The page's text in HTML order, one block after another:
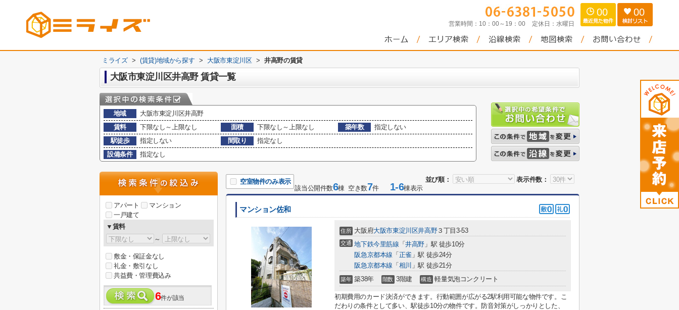
営業時間： 10：00～19：00 定休日： 水曜日
00 00
ミライズ > (賃貸)地域から探す > 大阪市東淀川区 > 井高野の賃貸
大阪市東淀川区井高野 賃貸一覧
地域
大阪市東淀川区井高野
賃料
下限なし～上限なし 面積 下限なし～上限なし 築年数
指定しない
駅徒歩
指定しない 間取り
指定なし
設備条件
指定なし
並び順： 表示件数：
空室物件のみ表示
該当公開件数6棟 空き数7件 1-6棟表示
マンション佐和
住所 大阪府大阪市東淀川区井高野３丁目3-53
交通 地下鉄今里筋線 「井高野 」駅 徒歩10分
阪急京都本線 「 正雀 」駅 徒歩24分
阪急京都本線 「 相川 」駅 徒歩21分
築年 築38年 階数 3階建 構造 軽量気泡コンクリート
初期費用のカード決済ができます。行動範囲が広がる2駅利用可能な物件です。こ
だわりの条件として多い、駅徒歩10分の物件です。防音対策がしっかりとした、
アパート
マンション
一戸建て
▼賃料
～
敷金・保証金なし
礼金・敷引なし
共益費・管理費込み
6件が該当